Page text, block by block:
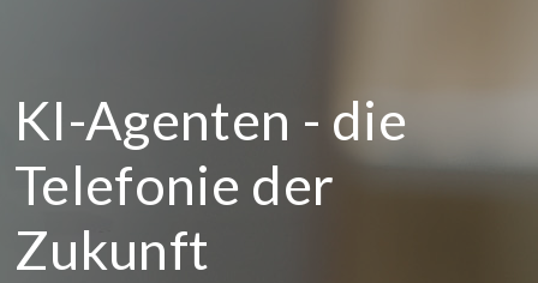
KI-Agenten - die
Telefonie der
Zukunft